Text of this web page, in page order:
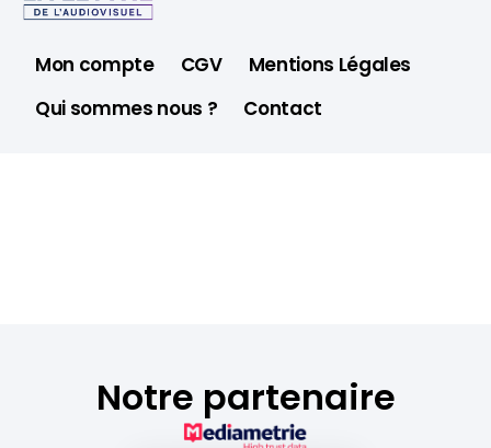
Mon compte CGV
Mentions Légales
Qui sommes nous ?
Contact
Notre partenaire